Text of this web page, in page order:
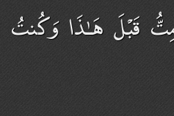
قَبْلَ هَـٰذَا وَكُنتُ